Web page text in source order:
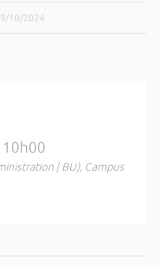
10/2024
| BU), Campus